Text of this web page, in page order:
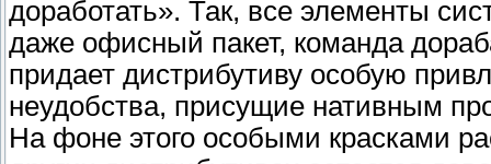
доработать». Так, все элементы
даже офисный пакет, команда
придает дистрибутиву особую
неудобства, присущие нативным
На фоне этого особыми красками